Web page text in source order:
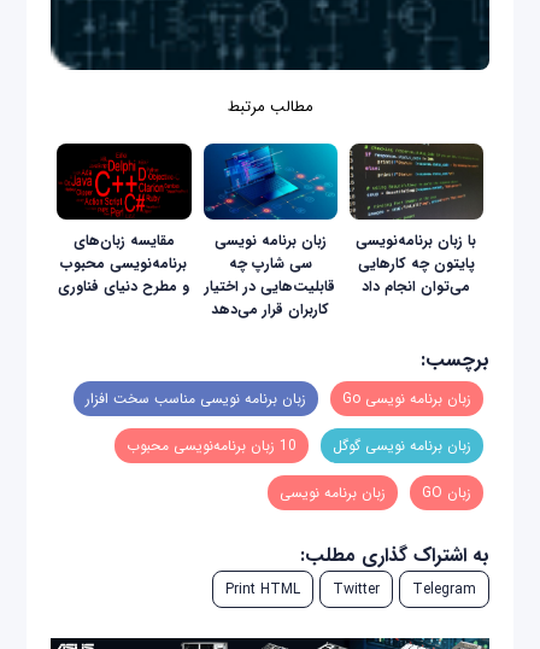
مطالب مرتبط
با زبان برنامه‌نویسی
پایتون چه کارهایی
می‌توان انجام داد
زبان برنامه نویسی
سی شارپ چه
قابلیت‌هایی در اختیار
کاربران قرار می‌دهد
مقایسه زبان‌های
برنامه‌نویسی محبوب
و مطرح دنیای فناوری
برچسب:
زبان برنامه نویسی Go زبان برنامه نویسی مناسب سخت افزار
زبان برنامه نویسی گوگل 10 زبان برنامه‌نویسی محبوب
زبان GO زبان برنامه نویسی
به اشتراک گذاری مطلب:
Telegram
Twitter
Print HTML